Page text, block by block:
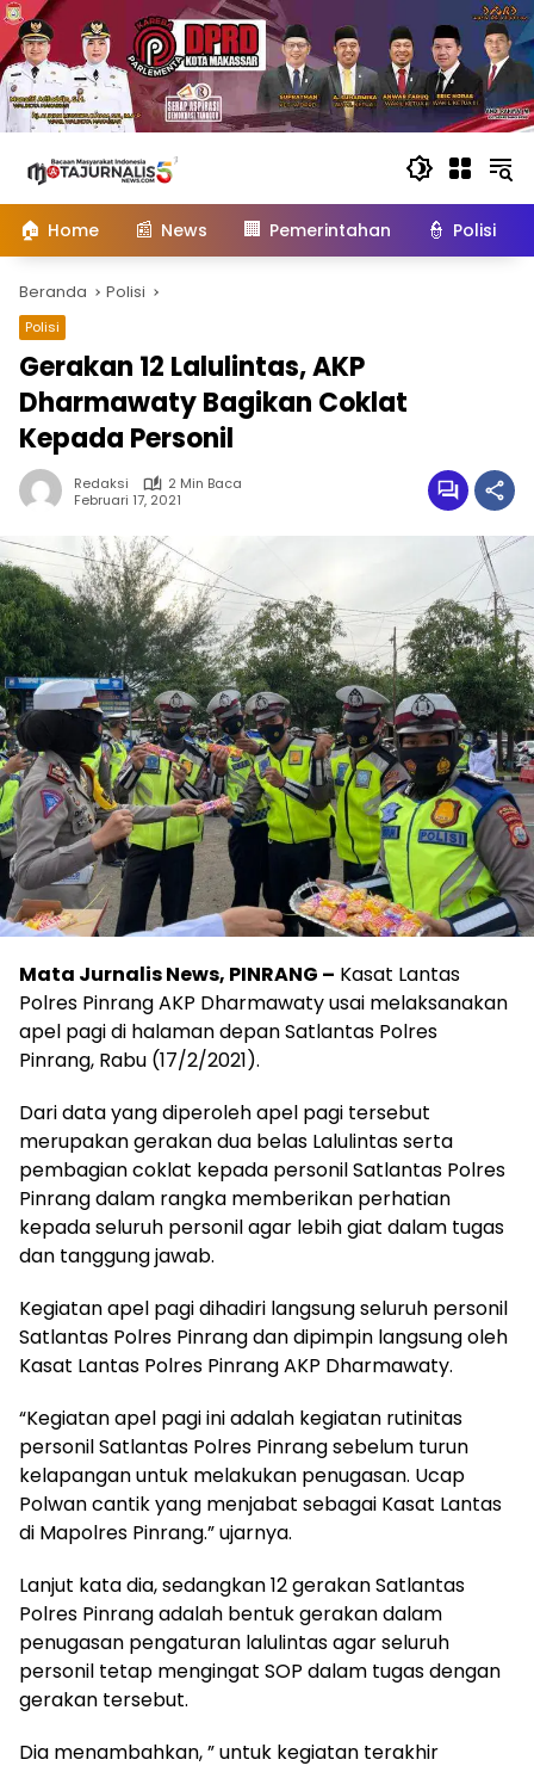
konten
🏠 Home 📰 News 🏢 Pemerintahan 👮 Polisi
Beranda Polisi
Polisi
Gerakan 12 Lalulintas, AKP
Dharmawaty Bagikan Coklat
Kepada Personil
Redaksi
2 Min Baca
Februari 17, 2021
Mata Jurnalis News, PINRANG – Kasat Lantas
Polres Pinrang AKP Dharmawaty usai melaksanakan
apel pagi di halaman depan Satlantas Polres
Pinrang, Rabu (17/2/2021).
Dari data yang diperoleh apel pagi tersebut
merupakan gerakan dua belas Lalulintas serta
pembagian coklat kepada personil Satlantas Polres
Pinrang dalam rangka memberikan perhatian
kepada seluruh personil agar lebih giat dalam tugas
dan tanggung jawab.
Kegiatan apel pagi dihadiri langsung seluruh personil
Satlantas Polres Pinrang dan dipimpin langsung oleh
Kasat Lantas Polres Pinrang AKP Dharmawaty.
“Kegiatan apel pagi ini adalah kegiatan rutinitas
personil Satlantas Polres Pinrang sebelum turun
kelapangan untuk melakukan penugasan. Ucap
Polwan cantik yang menjabat sebagai Kasat Lantas
di Mapolres Pinrang.” ujarnya.
Lanjut kata dia, sedangkan 12 gerakan Satlantas
Polres Pinrang adalah bentuk gerakan dalam
penugasan pengaturan lalulintas agar seluruh
personil tetap mengingat SOP dalam tugas dengan
gerakan tersebut.
Dia menambahkan, ” untuk kegiatan terakhir